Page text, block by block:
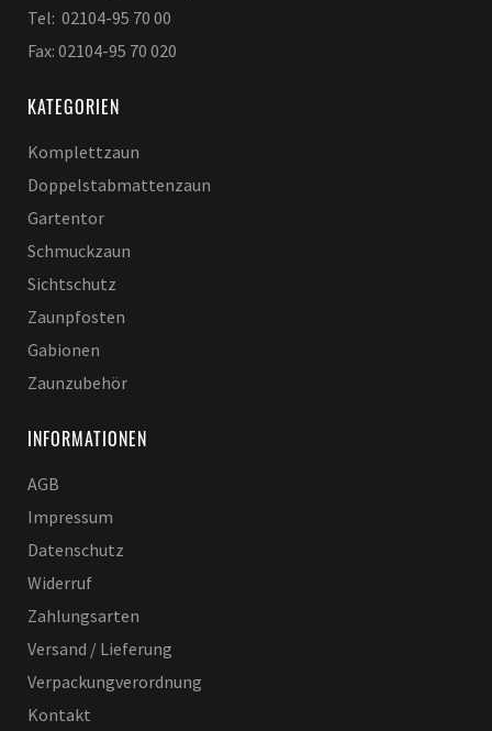
Tel: 02104-95 70 00
Fax: 02104-95 70 020
KATEGORIEN
Komplettzaun
Doppelstabmattenzaun
Gartentor
Schmuckzaun
Sichtschutz
Zaunpfosten
Gabionen
Zaunzubehör
INFORMATIONEN
AGB
Impressum
Datenschutz
Widerruf
Zahlungsarten
Versand / Lieferung
Verpackungverordnung
Kontakt